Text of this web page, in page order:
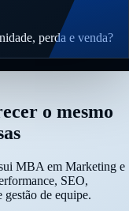
perda e venda?
o mesmo
MBA em Marketing e
SEO,
de equipe.